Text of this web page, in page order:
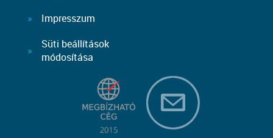
Impresszum
Süti beállítások
módosítása